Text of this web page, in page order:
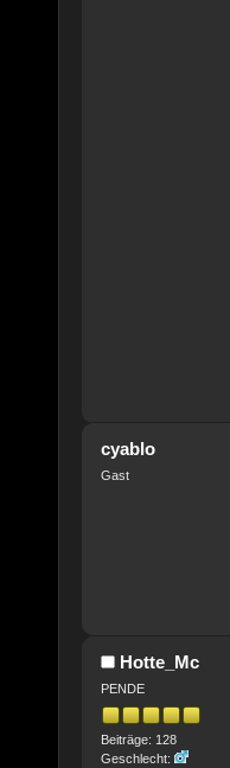
cyablo
Gast
Hotte_Mc
PENDE
Beiträge: 128
Geschlecht: